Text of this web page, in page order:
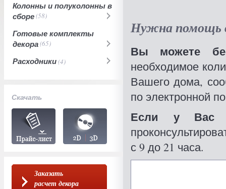
Колонны и полуколонны в
сборе(58)
Готовые комплекты
декора(65)
Расходники(4)
Скачать
Заказать
расчет декора
Нужна помощь
Вы можете
необходимое
Вашего дома,
по электронной
Если у Вас
с 9 до 21 часа.